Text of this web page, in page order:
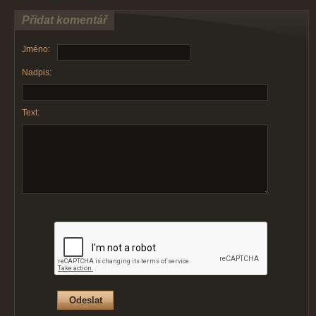
Přidat komentář
Jméno:
Nadpis:
Text: